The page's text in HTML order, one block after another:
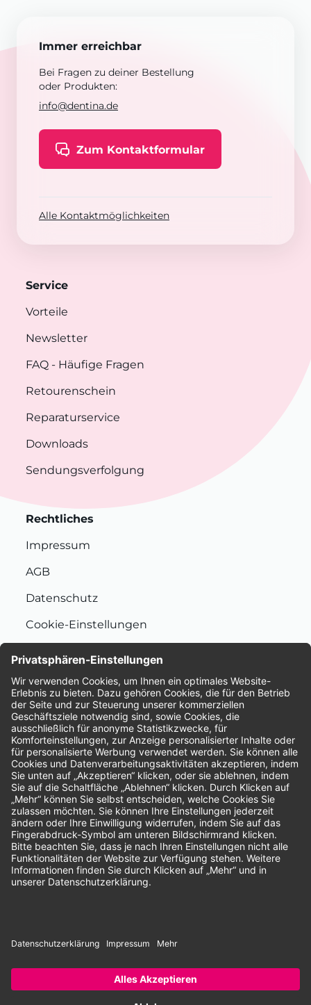
Immer erreichbar
Bei Fragen zu deiner Bestellung
oder Produkten:
info@dentina.de
Zum Kontaktformular
Alle Kontaktmöglichkeiten
Service
Vorteile
Newsletter
FAQ - Häufige Fragen
Retourenschein
Reparaturservice
Downloads
Sendungsverfolgung
Rechtliches
Impressum
AGB
Datenschutz
Cookie-Einstellungen
Bewertungen
Unsere Zahlungsarten:
Rechnung SEPA-Lastschrift Vorkasse